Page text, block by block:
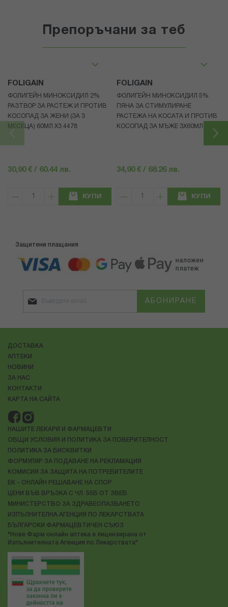
Препоръчани за теб
FOLIGAIN
ФОЛИГЕЙН МИНОКСИДИЛ 2%
РАЗТВОР ЗА РАСТЕЖ И ПРОТИВ
КОСОПАД ЗА ЖЕНИ (ЗА 3
МЕСЕЦА) 60МЛ X3 4478
30,90 € / 60.44 лв.
КУПИ
FOLIGAIN
ФОЛИГЕЙН МИНОКСИДИЛ 5%
ПЯНА ЗА СТИМУЛИРАНЕ
РАСТЕЖА НА КОСАТА И ПРОТИВ
КОСОПАД ЗА МЪЖЕ 3X60МЛ 4472
34,90 € / 68.26 лв.
КУПИ
Защитени плащания
АБОНИРАНЕ
ДОСТАВКА
АПТЕКИ
НОВИНИ
ЗА НАС
КОНТАКТИ
КАРТА НА САЙТА
НАШИТЕ ЛЕКАРИ И ФАРМАЦЕВТИ
ОБЩИ УСЛОВИЯ И ПОЛИТИКА ЗА ПОВЕРИТЕЛНОСТ
ПОЛИТИКА ЗА БИСКВИТКИ
ФОРМУЛЯР ЗА ПОДАВАНЕ НА РЕКЛАМАЦИЯ
КОМИСИЯ ЗА ЗАЩИТА НА ПОТРЕБИТЕЛИТЕ
ЕК - ОНЛАЙН РЕШАВАНЕ НА СПОР
ЦЕНИ ВЪВ ВРЪЗКА С ЧЛ. 55Б ОТ ЗВЕБ
МИНИСТЕРСТВО ЗА ЗДРАВЕОПАЗВАНЕТО
ИЗПЪЛНИТЕЛНА АГЕНЦИЯ ПО ЛЕКАРСТВАТА
БЪЛГАРСКИ ФАРМАЦЕВТИЧЕН СЪЮЗ
"Нове Фарм онлайн аптека е лицензирана от
Изпълнителната Агенция по Лекарствата"